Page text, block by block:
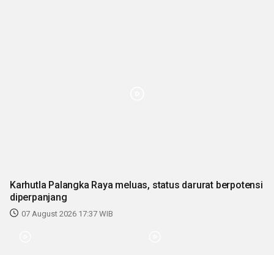
Karhutla Palangka Raya meluas, status darurat berpotensi
diperpanjang
07 August 2026 17:37 WIB